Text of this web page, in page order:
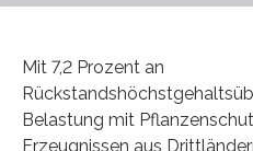
Mit 7,2 Prozent an
Belastung mit
Erzeugnissen aus